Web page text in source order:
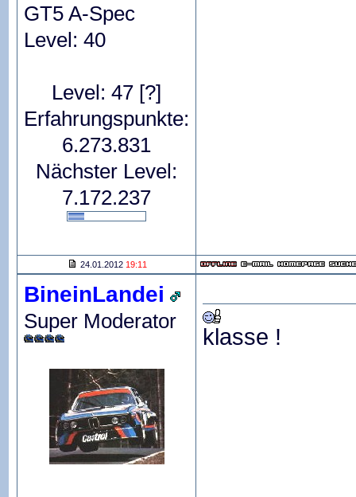
GT5 A-Spec
Level: 40
Level: 47 [?]
Erfahrungspunkte:
6.273.831
Nächster Level:
7.172.237
24.01.2012 19:11
BineinLandei
Super Moderator
klasse !